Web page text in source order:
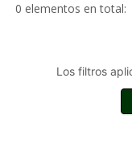
0 elementos en total:
Los filtros